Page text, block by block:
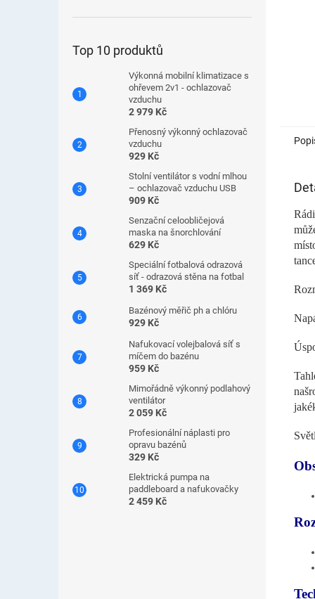
Top 10 produktů
Výkonná mobilní klimatizace s
ohřevem 2v1 - ochlazovač
vzduchu
2 979 Kč
Přenosný výkonný ochlazovač
vzduchu
929 Kč
Stolní ventilátor s vodní mlhou
– ochlazovač vzduchu USB
909 Kč
Senzační celoobličejová
maska ​​na šnorchlování
629 Kč
Speciální fotbalová odrazová
síť - odrazová stěna na fotbal
1 369 Kč
Bazénový měřič ph a chlóru
929 Kč
Nafukovací volejbalová síť s
míčem do bazénu
959 Kč
Mimořádně výkonný podlahový
ventilátor
2 059 Kč
Profesionální náplasti pro
opravu bazénů
329 Kč
Elektrická pumpa na
paddleboard a nafukovačky
2 459 Kč